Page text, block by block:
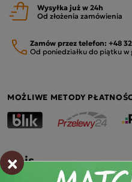
Wysyłka już w 24h
Od złożenia zamówienia
Zamów przez telefon: +48
Od poniedziałku do piątku
MOŻLIWE METODY
Opis
×